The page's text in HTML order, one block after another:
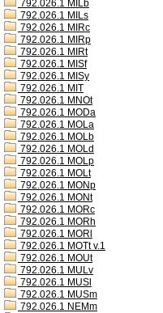
792.026.1 MILb
792.026.1 MILs
792.026.1 MIRc
792.026.1 MIRp
792.026.1 MIRt
792.026.1 MISf
792.026.1 MISy
792.026.1 MIT
792.026.1 MNOt
792.026.1 MODa
792.026.1 MOLa
792.026.1 MOLb
792.026.1 MOLd
792.026.1 MOLp
792.026.1 MOLt
792.026.1 MONp
792.026.1 MONt
792.026.1 MORc
792.026.1 MORh
792.026.1 MORl
792.026.1 MOTt v.1
792.026.1 MOUt
792.026.1 MULv
792.026.1 MUSl
792.026.1 MUSm
792.026.1 NEMm